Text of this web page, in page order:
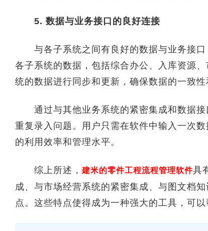
5. 数据与业务接口的良好连接
与各子系统之间有良好的数据与业务接口
各子系统的数据，包括综合办公、入库资源
统的数据进行同步和更新，确保数据的一致性
通过与其他业务系统的紧密集成和数据接
重复录入问题。用户只需在软件中输入一次
的利用效率和管理水平。
综上所述， 建米的零件工程流程管理软件具
成、与市场经营系统的紧密集成、与图文档
点。这些特点使得成为一种强大的工具，可